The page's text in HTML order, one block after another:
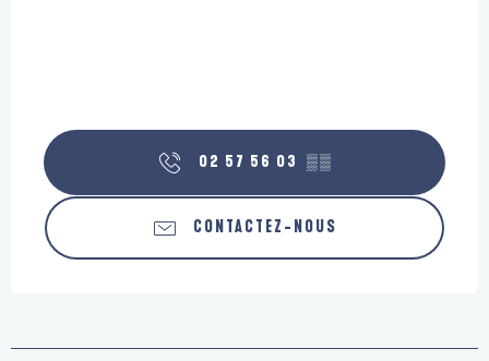
02 57 56 03 ▒▒
CONTACTEZ-NOUS